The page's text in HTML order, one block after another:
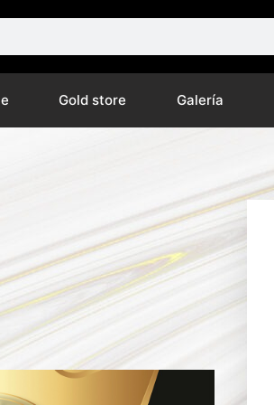
Gold store Galería